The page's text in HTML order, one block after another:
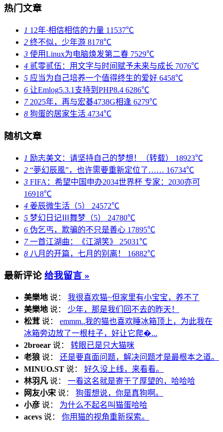
热门文章
1 12年·相信相信的力量 11537℃
2 终不似，少年游 8178℃
3 使用Linux为电脑焕发第二春 7529℃
4 贰零贰伍：用文字与时间赋予未来与成长 7076℃
5 应当为自己培养一个值得终生的爱好 6458℃
6 让Emlog5.3.1支持到PHP8.4 6286℃
72025年，再与宏碁4738G相逢 6279℃
8 狗蛋的居家生活 4734℃
随机文章
1 励志美文：请坚持自己的梦想！（转载） 18923℃
2 “夢幻辰風”，也许需要重新定位了…… 16734℃
3 FIFA：希望中国申办2034世界杯 专家：2030亦可
16918℃
4 姜辰微生活（5） 24572℃
5 梦幻日记Ⅲ舞梦（5） 24780℃
6 伪乞丐，欺骗的不只是善心 17895℃
7一首江湖曲：《江湖笑》 25031℃
8 八月的开篇，七月的别离！ 16882℃
最新评论 给我留言 »
美樂地 说： 我很喜欢猫~但家里有小宝宝，养不了
美樂地 说： 少年，那是我们回不去的昨天！
松茸 说： emmm..我的猫也喜欢睡冰箱顶上，为此我在
冰箱旁边放了一根柱子，好让它爬�...
2broear 说： 转眼已是只大猫咪
老狼 说： 还是要直面问题，解决问题才是最根本之道。
MINUO.ST 说： 好久没上线，来看看。
林羽凡 说： 一看这名就是寄于了厚望的，哈哈哈
网友小宋 说： 狗蛋想说，你是真狗啊。
小彦 说： 为什么不起名叫猫蛋哈哈
acevs 说： 你用猫的视角重新探索。